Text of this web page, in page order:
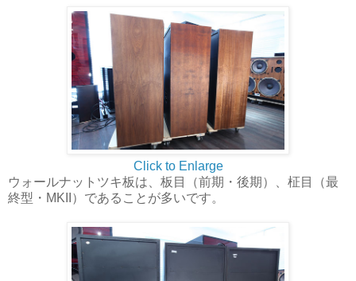
Click to Enlarge
ウォールナットツキ板は、板目（前期・後期）、柾目（最
終型・MKII）であることが多いです。